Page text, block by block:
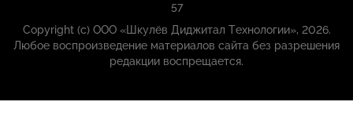
57
Copyright (с) ООО «Шкулёв Диджитал Технологии», 2026.
Любое воспроизведение материалов сайта без разрешения
редакции воспрещается.